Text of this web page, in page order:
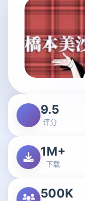
9.5
评分
1M+
下载
500K